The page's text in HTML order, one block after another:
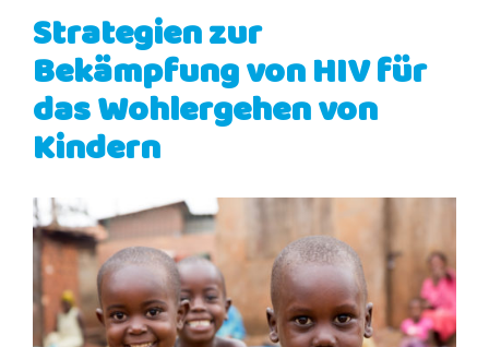
Strategien zur
Bekämpfung von HIV für
das Wohlergehen von
Kindern